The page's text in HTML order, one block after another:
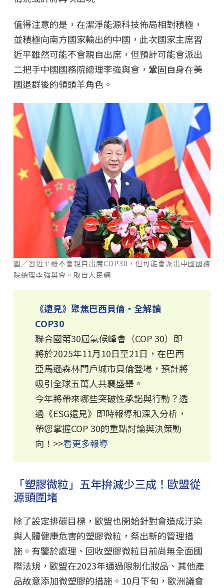
值得注意的是，在潔淨能源科技佈局相對積極，
並積極向南方國家輸出的中國，此次國家主席習
近平雖然可能不會親自出席，但預計可能會派出
二把手中國國務院總理李強與會，鞏固自身在美
國退群後的領頭羊角色。
圖／習近平雖不會親自出席COP30，但可能會派出中國國務
院總理李強與會。取自人民網
《遠見》聚焦巴西貝倫・全解讀
COP30
聯合國第30屆氣候峰會（COP 30）即
將於2025年11月10日至21日，在巴西
亞馬遜森林門戶城市貝倫登場，預計將
吸引全球五萬人共襄盛舉。
今年將帶來哪些突破性承諾與行動？透
過《ESG遠見》即時報導和深入分析，
帶您掌握COP 30的重點討論與決策動
向！>>看更多報導
「塑膠微粒」五年拚減少三成！歐盟從
源頭圍堵
除了設定排碳目標，歐盟也開始針對會造成汙染
與人體健康危害的塑膠微粒，祭出新的管理措
施。有鑒於處理、回收塑膠微粒目前尚無全面國
際法規，歐盟在2023年通過限制化妝品、其他產
品故意添加微塑膠的措施。10月下旬，歐洲議會